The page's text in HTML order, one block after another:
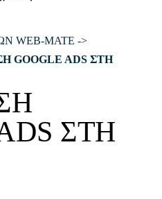
WEB-MATE ->
GOOGLE ADS ΣΤΗ
ΣΤΗ